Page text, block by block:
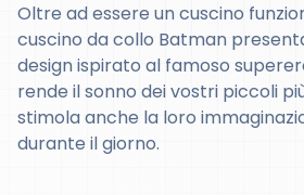
Oltre ad essere un cuscino
cuscino da collo Batman
design ispirato al famoso
rende il sonno dei vostri piccoli
stimola anche la loro
durante il giorno.